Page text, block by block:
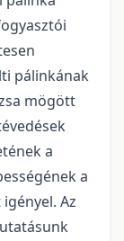
pálinkának
mögött
a
a
Az